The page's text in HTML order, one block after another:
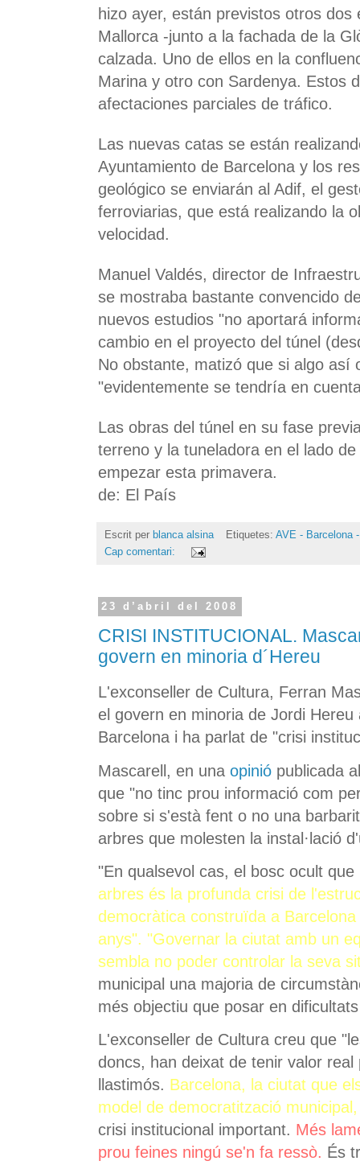
hizo ayer, están previstos otros dos
Mallorca -junto a la fachada de la
calzada. Uno de ellos en la
Marina y otro con Sardenya. Estos
afectaciones parciales de tráfico.
Las nuevas catas se están
Ayuntamiento de Barcelona y los
geológico se enviarán al Adif, el
ferroviarias, que está realizando la
velocidad.
Manuel Valdés, director de
se mostraba bastante convencido
nuevos estudios "no aportará
cambio en el proyecto del túnel
No obstante, matizó que si algo así
"evidentemente se tendría en
Las obras del túnel en su fase
terreno y la tuneladora en el lado
empezar esta primavera.
de: El País
Escrit per blanca alsina Etiquetes: AVE - Barcelona
Cap comentari:
23 d’abril del 2008
CRISI INSTITUCIONAL.
govern en minoria d´Hereu
L'exconseller de Cultura, Ferran
el govern en minoria de Jordi
Barcelona i ha parlat de "crisi
Mascarell, en una opinió publicada
que "no tinc prou informació com
sobre si s'està fent o no una
arbres que molesten la instal·lació
"En qualsevol cas, el bosc ocult
arbres és la profunda crisi de
democràtica construïda a
anys". "Governar la ciutat amb un
sembla no poder controlar la seva
municipal una majoria de
més objectiu que posar en
L'exconseller de Cultura creu que
doncs, han deixat de tenir valor
llastimós. Barcelona, la ciutat que
model de democratització municipal,
crisi institucional important. Més
prou feines ningú se'n fa ressò. És